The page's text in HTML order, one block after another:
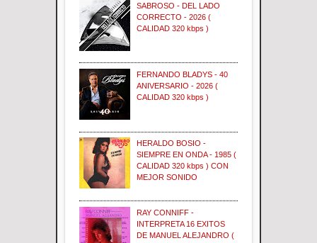
SABROSO - DEL LADO
CORRECTO - 2026 (
CALIDAD 320 kbps )
FERNANDO BLADYS - 40
ANIVERSARIO - 2026 (
CALIDAD 320 kbps )
HERALDO BOSIO -
SIEMPRE EN ONDA - 1985 (
CALIDAD 320 kbps ) CON
MEJOR SONIDO
RAY CONNIFF -
INTERPRETA 16 EXITOS
DE MANUEL ALEJANDRO (